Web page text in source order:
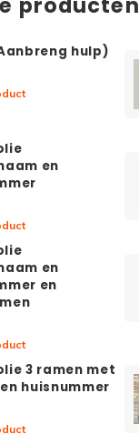
hulp)
en
en
en
3 ramen met
huisnummer